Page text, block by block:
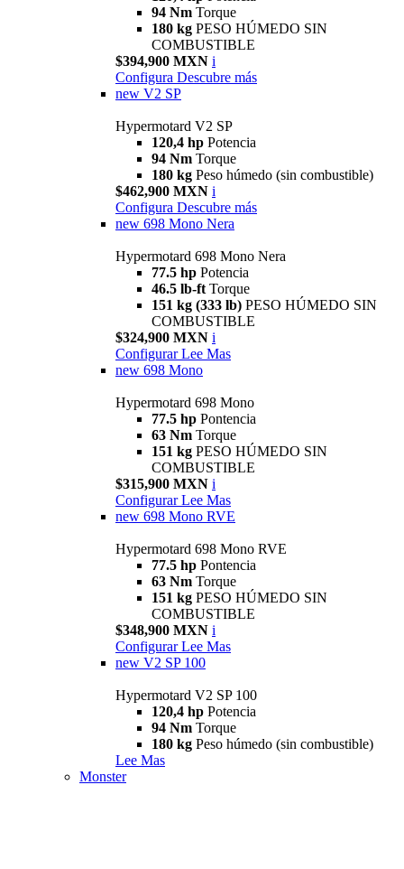
94 Nm Torque
180 kg PESO HÚMEDO SIN
COMBUSTIBLE
$394,900 MXN i
Configura Descubre más
new V2 SP
Hypermotard V2 SP
120,4 hp Potencia
94 Nm Torque
180 kg Peso húmedo (sin combustible)
$462,900 MXN i
Configura Descubre más
new 698 Mono Nera
Hypermotard 698 Mono Nera
77.5 hp Potencia
46.5 lb-ft Torque
151 kg (333 lb) PESO HÚMEDO SIN
COMBUSTIBLE
$324,900 MXN i
Configurar Lee Mas
new 698 Mono
Hypermotard 698 Mono
77.5 hp Pontencia
63 Nm Torque
151 kg PESO HÚMEDO SIN
COMBUSTIBLE
$315,900 MXN i
Configurar Lee Mas
new 698 Mono RVE
Hypermotard 698 Mono RVE
77.5 hp Pontencia
63 Nm Torque
151 kg PESO HÚMEDO SIN
COMBUSTIBLE
$348,900 MXN i
Configurar Lee Mas
new V2 SP 100
Hypermotard V2 SP 100
120,4 hp Potencia
94 Nm Torque
180 kg Peso húmedo (sin combustible)
Lee Mas
Monster